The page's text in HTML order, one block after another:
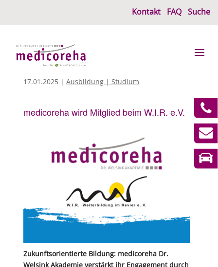
Kontakt FAQ Suche
17.01.2025 |Ausbildung | Studium
medicoreha wird Mitglied beim W.I.R. e.V.
Zukunftsorientierte Bildung: medicoreha Dr.
Welsink Akademie verstärkt ihr Engagement durch